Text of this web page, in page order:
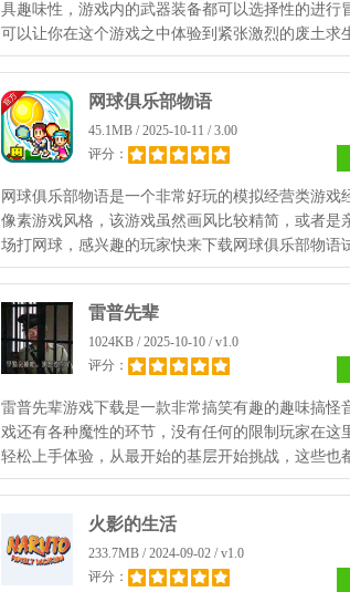
具趣味性，游戏内的武器装备都可以选择性的进行
可以让你在这个游戏之中体验到紧张激烈的废土求
戏内的玩法和作战趣味都需要自己进行解锁，前期
网球俱乐部物语
45.1MB / 2025-10-11 / 3.00
评分：
网球俱乐部物语是一个非常好玩的模拟经营类游戏
像素游戏风格，该游戏虽然画风比较精简，或者是
场打网球，感兴趣的玩家快来下载网球俱乐部物语
吧。
雷普先辈
1024KB / 2025-10-10 / v1.0
评分：
雷普先辈游戏下载是一款非常搞笑有趣的趣味搞怪
戏还有各种魔性的环节，没有任何的限制玩家在这
轻松上手体验，从最开始的基层开始挑战，这些也
够去发生一番。
火影的生活
233.7MB / 2024-09-02 / v1.0
评分：